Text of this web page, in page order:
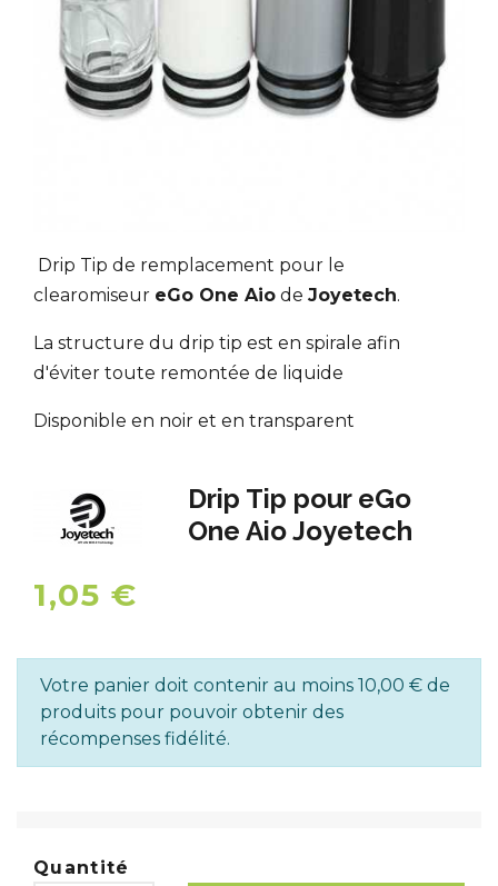
Drip Tip de remplacement pour le
clearomiseur eGo One Aio de Joyetech.
La structure du drip tip est en spirale afin
d'éviter toute remontée de liquide
Disponible en noir et en transparent
Drip Tip pour eGo
One Aio Joyetech
1,05 €
Votre panier doit contenir au moins 10,00 € de
produits pour pouvoir obtenir des
récompenses fidélité.
Quantité